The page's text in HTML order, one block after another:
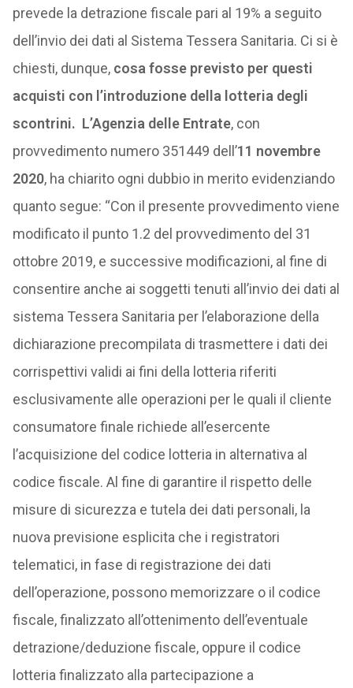
prevede la detrazione fiscale pari al 19% a seguito
dell’invio dei dati al Sistema Tessera Sanitaria. Ci si è
chiesti, dunque, cosa fosse previsto per questi
acquisti con l’introduzione della lotteria degli
scontrini. L’Agenzia delle Entrate, con
provvedimento numero 351449 dell’11 novembre
2020, ha chiarito ogni dubbio in merito evidenziando
quanto segue: “Con il presente provvedimento viene
modificato il punto 1.2 del provvedimento del 31
ottobre 2019, e successive modificazioni, al fine di
consentire anche ai soggetti tenuti all’invio dei dati al
sistema Tessera Sanitaria per l’elaborazione della
dichiarazione precompilata di trasmettere i dati dei
corrispettivi validi ai fini della lotteria riferiti
esclusivamente alle operazioni per le quali il cliente
consumatore finale richiede all’esercente
l’acquisizione del codice lotteria in alternativa al
codice fiscale. Al fine di garantire il rispetto delle
misure di sicurezza e tutela dei dati personali, la
nuova previsione esplicita che i registratori
telematici, in fase di registrazione dei dati
dell’operazione, possono memorizzare o il codice
fiscale, finalizzato all’ottenimento dell’eventuale
detrazione/deduzione fiscale, oppure il codice
lotteria finalizzato alla partecipazione a